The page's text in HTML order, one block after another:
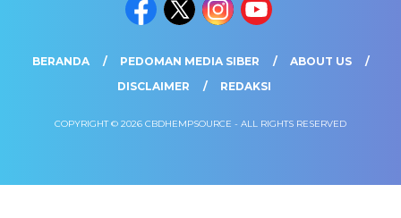
BERANDA PEDOMAN MEDIA SIBER
ABOUT US
DISCLAIMER
REDAKSI
COPYRIGHT © 2026 CBDHEMPSOURCE - ALL RIGHTS RESERVED